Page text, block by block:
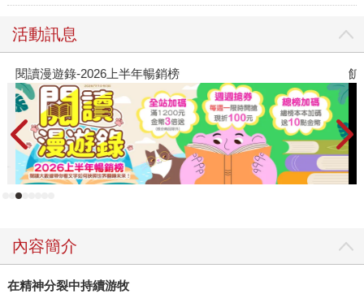
活動訊息
閱讀漫遊錄-2026上半年暢銷榜 飢
內容簡介
在精神分裂中持續游牧